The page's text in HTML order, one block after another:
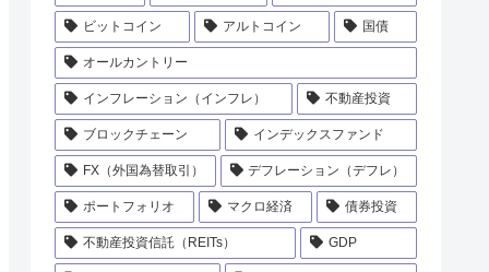
ビットコイン アルトコイン 国債
オールカントリー
インフレーション（インフレ） 不動産投資
ブロックチェーン インデックスファンド
FX（外国為替取引） デフレーション（デフレ）
ポートフォリオ マクロ経済 債券投資
不動産投資信託（REITs） GDP